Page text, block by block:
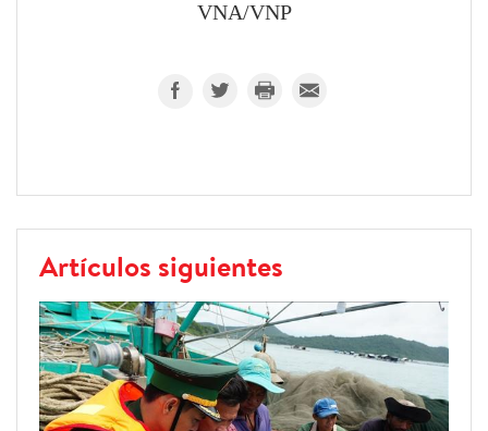
VNA/VNP
Artículos siguientes